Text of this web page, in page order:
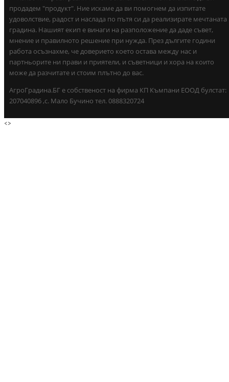
продадем "продукт". Ние искаме да ви помогнем да изпитате
удоволствие, радост и наслада по пътя си да реализирате мечтаната
градина. Нашият екип е винаги на разположение да даде съвет,
мнение и правилното решение при нужда. През дългите години
работа осъзнахме, че доверието което остава между нас и
партньорите ни прави и приятели, и съветници и хора на които
може да разчитате и стоим плътно до вас.
АгроГрадина.БГ е собственост на фирма КП Къмпани ЕООД булстат:
207040896 ,с. Мало Бучино тел. 0888320724
<>